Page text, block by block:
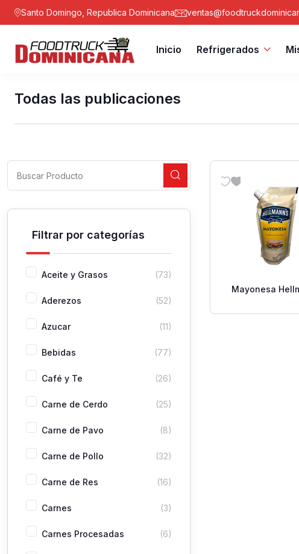
Santo Domingo, Republica Dominicana
Inicio Refrigerados
Todas las publicaciones
Filtrar por categorías
Aceite y Grasos (73)
Aderezos (52)
Azucar (11)
Bebidas (77)
Café y Te (26)
Carne de Cerdo (25)
Carne de Pavo (8)
Carne de Pollo (32)
Carne de Res (16)
Carnes (3)
Carnes Procesadas (6)
Mayonesa